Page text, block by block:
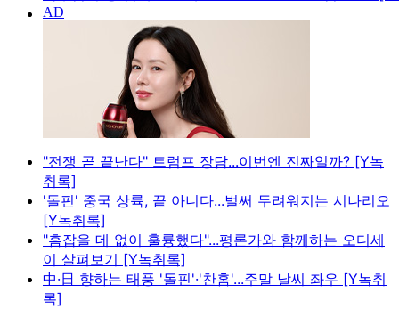
"전쟁 곧 끝난다" 트럼프 장담...이번엔 진짜일까? [Y녹
취록]
'돌핀' 중국 상륙, 끝 아니다...벌써 두려워지는 시나리오
[Y녹취록]
"흠잡을 데 없이 훌륭했다"...평론가와 함께하는 오디세
이 살펴보기 [Y녹취록]
中·日 향하는 태풍 '돌핀'·'찬홈'...주말 날씨 좌우 [Y녹취
록]